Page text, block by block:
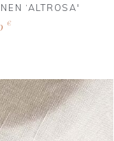
‘ALTROSA'
€